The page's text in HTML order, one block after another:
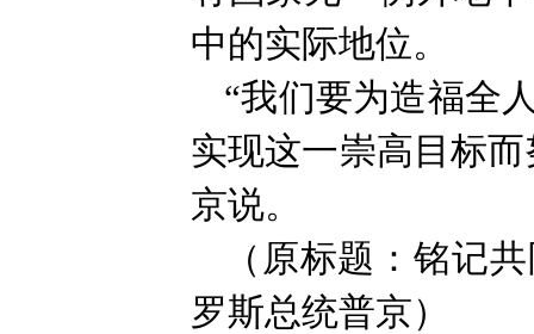
中的实际地位。
“我们要为造福全
实现这一崇高目标
京说。
（原标题：铭记
罗斯总统普京）